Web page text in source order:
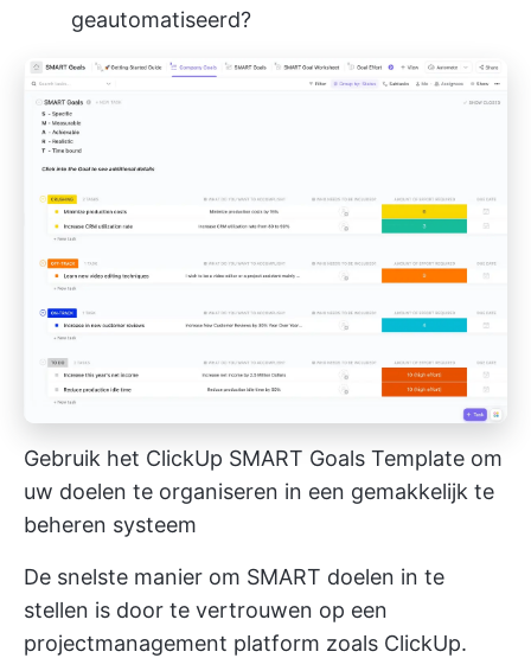
geautomatiseerd?
Gebruik het ClickUp SMART Goals Template om
uw doelen te organiseren in een gemakkelijk te
beheren systeem
De snelste manier om SMART doelen in te
stellen is door te vertrouwen op een
projectmanagement platform zoals ClickUp.